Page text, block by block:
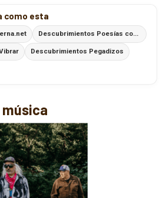
como esta
Descubrimientos Poesías con Ritmo
Descubrimientos Pegadizos